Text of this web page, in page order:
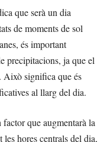
que serà un dia
de moments de sol
és important
precipitacions, ja que el
. Això significa que és
al llarg del dia.
factor que augmentarà la
les hores centrals del dia,